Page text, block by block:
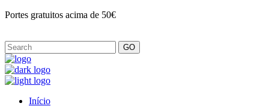
Portes gratuitos acima de 50€
GO
Início